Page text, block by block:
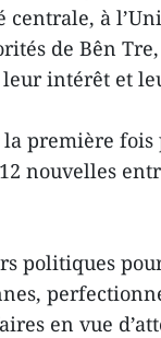
à
de Bên
intérêt et
première fois
nouvelles
politiques
en vue